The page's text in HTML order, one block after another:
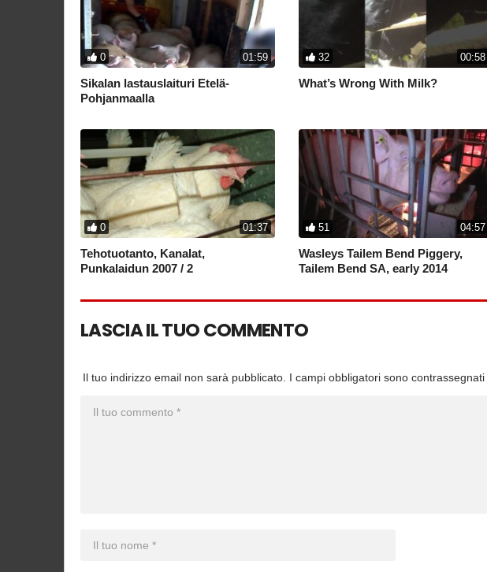
0 01:59
Sikalan lastauslaituri Etelä-
Pohjanmaalla
32 00:58
What’s Wrong With Milk?
0 01:37
Tehotuotanto, Kanalat,
Punkalaidun 2007 / 2
51 04:57
Wasleys Tailem Bend Piggery,
Tailem Bend SA, early 2014
LASCIA IL TUO COMMENTO
Il tuo indirizzo email non sarà pubblicato. I campi obbligatori sono contrassegnati